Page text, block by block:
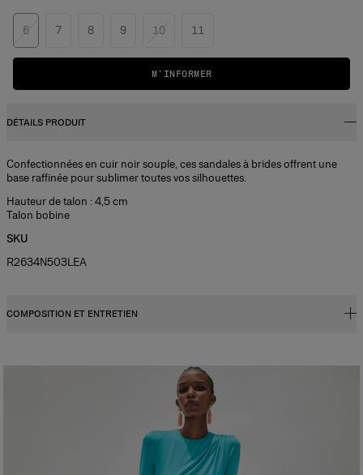
6 7 8 9 10 11
M’INFORMER
DÉTAILS PRODUIT
Confectionnées en cuir noir souple, ces sandales à brides offrent une
base raffinée pour sublimer toutes vos silhouettes.
Hauteur de talon : 4,5 cm
Talon bobine
SKU
R2634N503LEA
COMPOSITION ET ENTRETIEN
À nettoyer avec un chiffon doux et sec